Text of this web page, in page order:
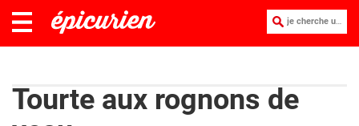
je cherche une recette :
Tourte aux rognons de